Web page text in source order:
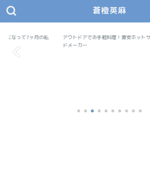
蒼橙英麻
あおとえま モノデ
蒼橙英麻（あおとえま）の物作りデザ
料理！激安ホットサン 便利ツール
クラクラの攻撃時にユニット表示を2段
できます。クラクラ...